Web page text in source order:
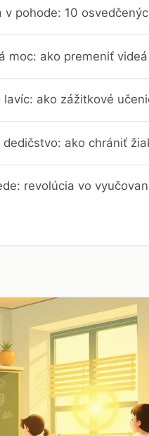
v pohode: 10
moc: ako premeniť
lavíc: ako zážitkové
dedičstvo: ako chrániť
revolúcia vo